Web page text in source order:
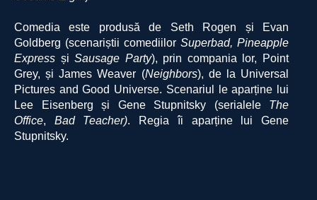
Comedia este produsă de Seth Rogen și Evan
Goldberg (scenariștii comediilor Superbad, Pineapple
Express șiSausage Party), prin compania lor, Point
Grey, și James Weaver (Neighbors), de la Universal
Pictures and Good Universe. Scenariul le aparține lui
Lee Eisenberg și Gene Stupnitsky (serialele The
Office, Bad Teacher). Regia îi aparține lui Gene
Stupnitsky.